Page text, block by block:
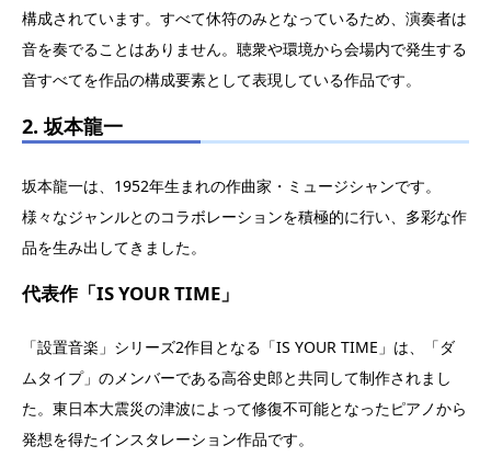
構成されています。すべて休符のみとなっているため、演奏者は
音を奏でることはありません。聴衆や環境から会場内で発生する
音すべてを作品の構成要素として表現している作品です。
2. 坂本龍一
坂本龍一は、1952年生まれの作曲家・ミュージシャンです。
様々なジャンルとのコラボレーションを積極的に行い、多彩な作
品を生み出してきました。
代表作「IS YOUR TIME」
「設置音楽」シリーズ2作目となる「IS YOUR TIME」は、「ダ
ムタイプ」のメンバーである高谷史郎と共同して制作されまし
た。東日本大震災の津波によって修復不可能となったピアノから
発想を得たインスタレーション作品です。